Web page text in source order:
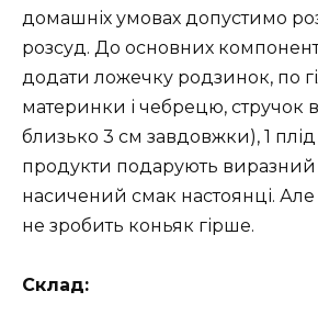
домашніх умовах допустимо
розсуд. До основних
додати ложечку родзинок, по
материнки і чебрецю, стручок
близько 3 см завдовжки), 1
продукти подарують виразний
насичений смак настоянці. Але і
не зробить коньяк гірше.
Склад: